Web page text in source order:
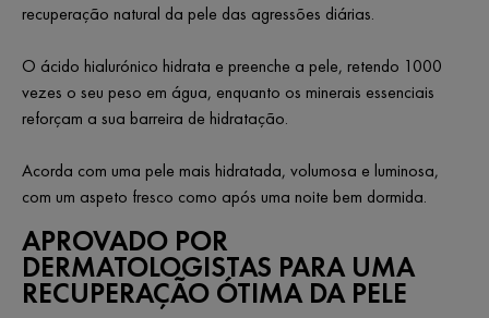
recuperação natural da pele das agressões diárias.
O ácido hialurónico hidrata e preenche a pele, retendo 1000
vezes o seu peso em água, enquanto os minerais essenciais
reforçam a sua barreira de hidratação.
Acorda com uma pele mais hidratada, volumosa e luminosa,
com um aspeto fresco como após uma noite bem dormida.
APROVADO POR
DERMATOLOGISTAS PARA UMA
RECUPERAÇÃO ÓTIMA DA PELE